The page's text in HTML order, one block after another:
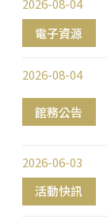
電子資源
2026-08-04
館務公告
2026-08-04
活動快訊
2026-06-03